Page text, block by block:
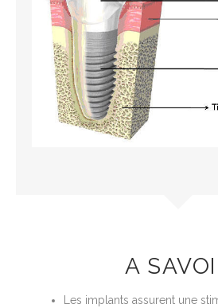
A
Les implants assurent une